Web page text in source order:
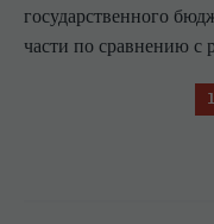
государственного
части по сравнению с
1